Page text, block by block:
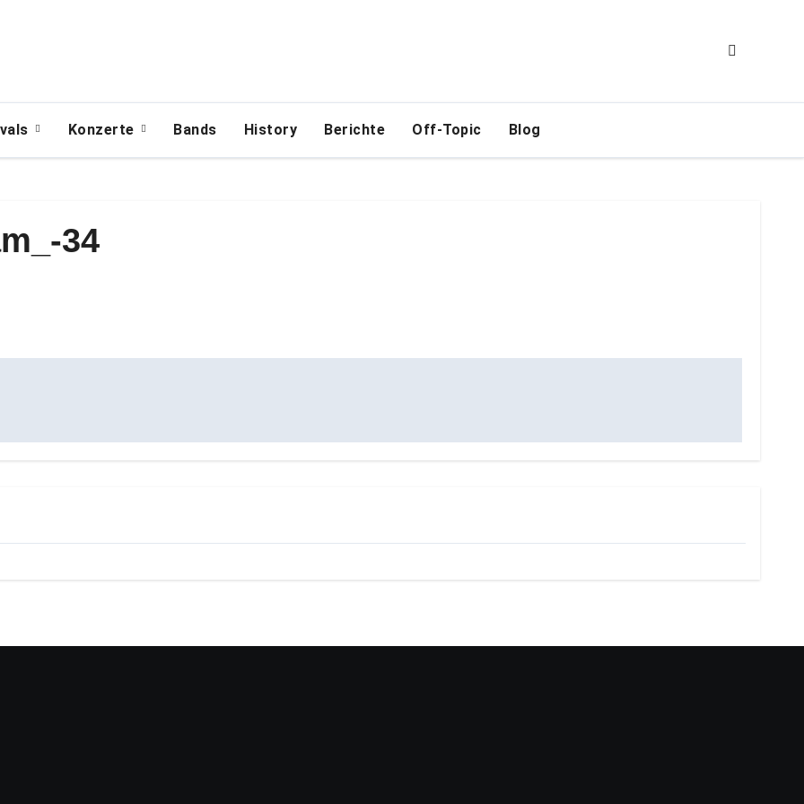
Konzerte Bands History Berichte Off-Topic Blog
34